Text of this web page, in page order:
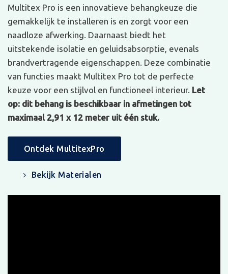
Multitex Pro is een innovatieve behangkeuze die
gemakkelijk te installeren is en zorgt voor een
naadloze afwerking. Daarnaast biedt het
uitstekende isolatie en geluidsabsorptie, evenals
brandvertragende eigenschappen. Deze combinatie
van functies maakt Multitex Pro tot de perfecte
keuze voor een stijlvol en functioneel interieur. Let
op: dit behang is beschikbaar in afmetingen tot
maximaal 2,91 x 12 meter uit één stuk.
Ontdek MultitexPro
Bekijk Materialen